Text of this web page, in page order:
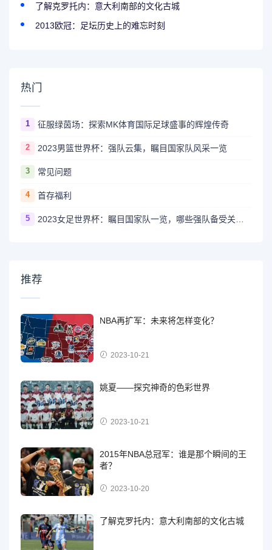
了解克罗托内：意大利南部的文化古城
2013欧冠：足坛历史上的难忘时刻
热门
1 征服绿茵场：探索MK体育国际足球盛事的辉煌传奇
2 2023男篮世界杯：强队云集，瞩目国家队风采一览
3 常见问题
4 首存福利
5
推荐
NBA再扩军：未来将怎样变化？
2023-10-21
姚夏——探究神奇的色彩世界
2023-10-21
2015年NBA总冠军：谁是那个瞬间的王
者？
2023-10-20
了解克罗托内：意大利南部的文化古城